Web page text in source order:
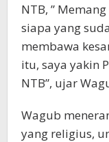
NTB, ”
siapa yang
membawa
itu, saya yakin
NTB”, ujar
Wagub
yang religius,